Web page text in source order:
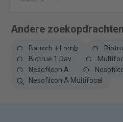
Andere zoekopdrachten
Bausch + Lomb
Biotrue 1 Day
Nesofilcon A
Nesofilcon A Multifocal